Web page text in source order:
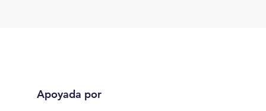
Apoyada por